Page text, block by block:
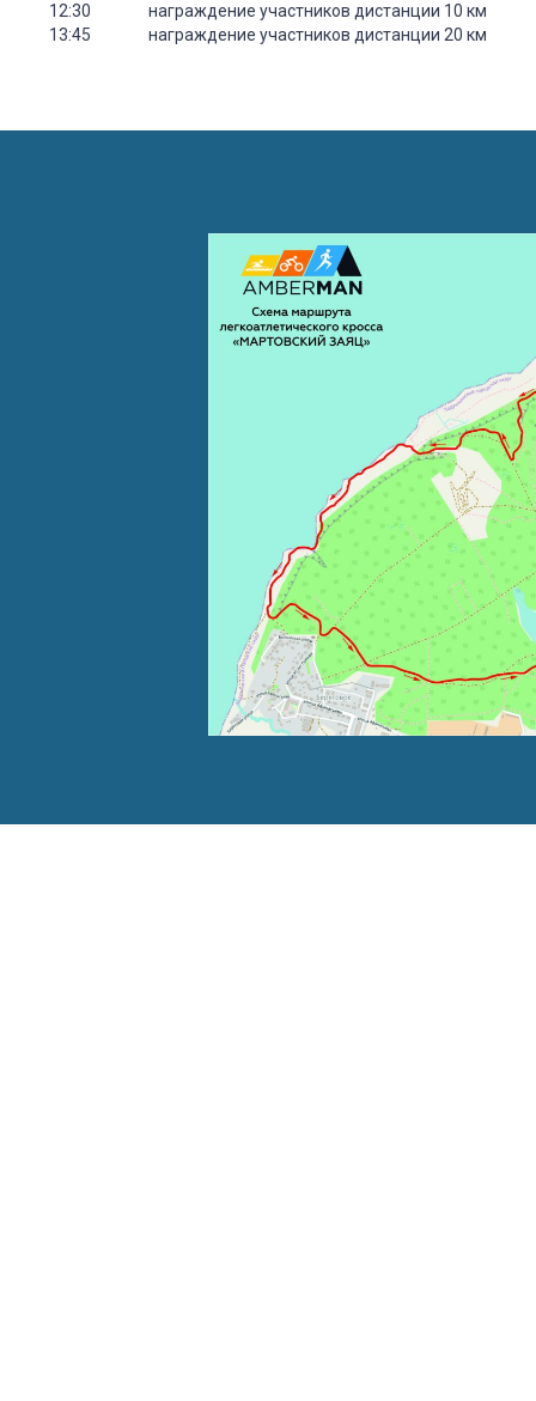
12:30
награждение участников дистанции 10 км
13:45
награждение участников дистанции 20 км